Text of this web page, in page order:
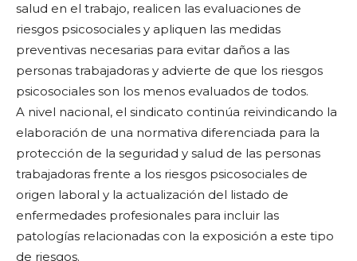
salud en el trabajo, realicen las evaluaciones de
riesgos psicosociales y apliquen las medidas
preventivas necesarias para evitar daños a las
personas trabajadoras y advierte de que los riesgos
psicosociales son los menos evaluados de todos.
A nivel nacional, el sindicato continúa reivindicando la
elaboración de una normativa diferenciada para la
protección de la seguridad y salud de las personas
trabajadoras frente a los riesgos psicosociales de
origen laboral y la actualización del listado de
enfermedades profesionales para incluir las
patologías relacionadas con la exposición a este tipo
de riesgos.